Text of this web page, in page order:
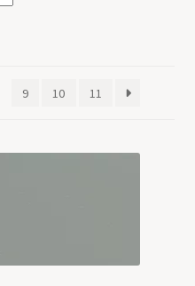
9 10 11